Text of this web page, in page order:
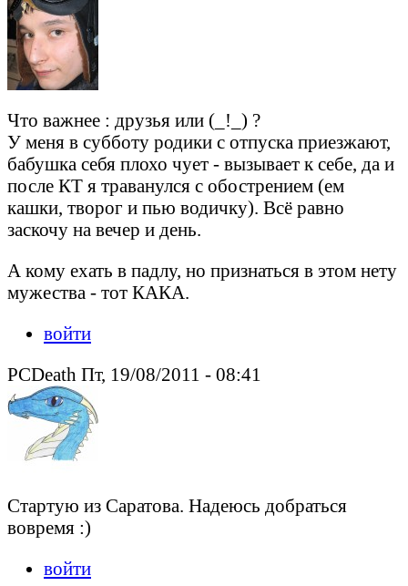
Что важнее : друзья или (_!_) ?
У меня в субботу родики с отпуска приезжают,
бабушка себя плохо чует - вызывает к себе, да и
после КТ я траванулся с обострением (ем
кашки, творог и пью водичку). Всё равно
заскочу на вечер и день.
А кому ехать в падлу, но признаться в этом нету
мужества - тот КАКА.
войти
PCDeath Пт, 19/08/2011 - 08:41
Стартую из Саратова. Надеюсь добраться
вовремя :)
войти